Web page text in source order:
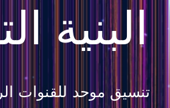
البنية
تنسيق موحد للقنوات